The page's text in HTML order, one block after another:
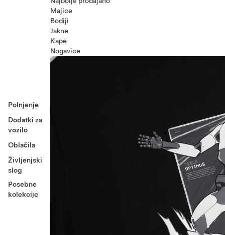
Polnjenje
Dodatki za
vozilo
Oblačila
Življenjski
slog
Posebne
kolekcije
Majice
Bodiji
Jakne
Kape
Nogavice